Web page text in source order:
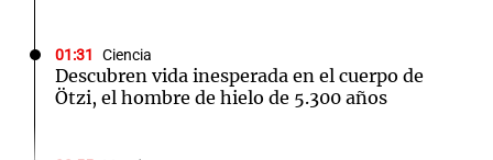
01:31 Ciencia
Descubren vida inesperada en el cuerpo de
Ötzi, el hombre de hielo de 5.300 años